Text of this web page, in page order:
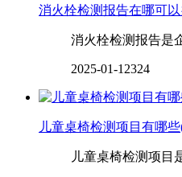
消火栓检测报告在哪可
消火栓检测报告是
2025-01-12324
儿童桌椅检测项目有哪
儿童桌椅检测项目